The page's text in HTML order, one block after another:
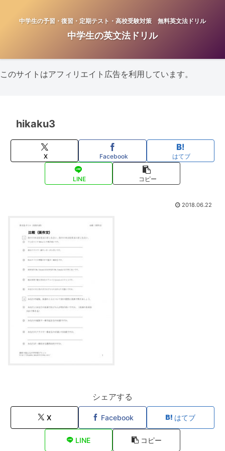
中学生の予習・復習・定期テスト・高校受験対策 無料英文法ドリル
中学生の英文法ドリル
このサイトはアフィリエイト広告を利用しています。
hikaku3
X Facebook はてブ
LINE コピー
2018.06.22
シェアする
X Facebook はてブ
LINE コピー